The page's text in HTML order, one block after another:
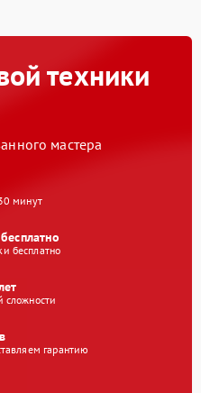
техники
мастера
минут
бесплатно
сложности
гарантию